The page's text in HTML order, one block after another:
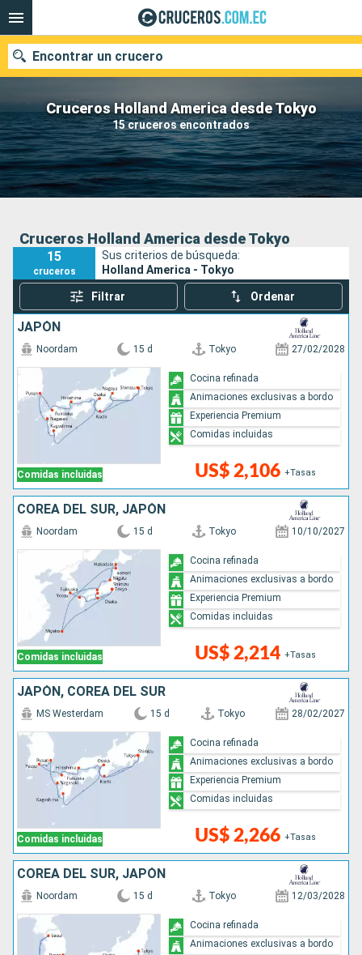
Cruceros Holland America desde Tokyo
15 cruceros encontrados
Encontrar un crucero
Nuestros destinos
Fecha de salida
Buscar
Cruceros Holland America desde Tokyo
15
cruceros
Sus criterios de búsqueda:
Holland America - Tokyo
Filtrar Ordenar
JAPÓN
Comidas incluidas
Noordam 15 d Tokyo 27/02/2028
US$ 2,106 +Tasas
Cocina refinada
Animaciones exclusivas a bordo
Experiencia Premium
Comidas incluidas
COREA DEL SUR, JAPÓN
Comidas incluidas
Noordam 15 d Tokyo 10/10/2027
US$ 2,214 +Tasas
Cocina refinada
Animaciones exclusivas a bordo
Experiencia Premium
Comidas incluidas
JAPÓN, COREA DEL SUR
Comidas incluidas
MS Westerdam 15 d Tokyo 28/02/2027
US$ 2,266 +Tasas
Cocina refinada
Animaciones exclusivas a bordo
Experiencia Premium
Comidas incluidas
COREA DEL SUR, JAPÓN
Noordam 15 d Tokyo 12/03/2028
Cocina refinada
Animaciones exclusivas a bordo